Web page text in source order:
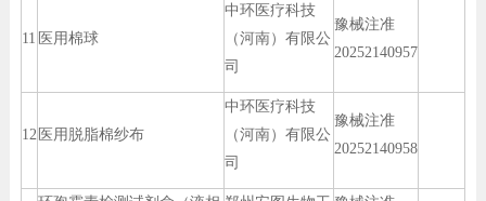
11 医用棉球
中环医疗科技
（河南）有限公
司
豫械注准
20252140957
12 医用脱脂棉纱布
中环医疗科技
（河南）有限公
司
豫械注准
20252140958